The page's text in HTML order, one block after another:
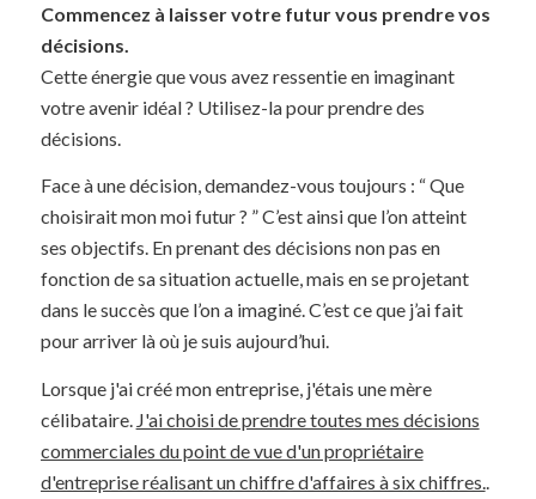
Commencez à laisser votre futur vous prendre vos
décisions.
Cette énergie que vous avez ressentie en imaginant
votre avenir idéal ? Utilisez-la pour prendre des
décisions.
Face à une décision, demandez-vous toujours : “ Que
choisirait mon moi futur ? ” C’est ainsi que l’on atteint
ses objectifs. En prenant des décisions non pas en
fonction de sa situation actuelle, mais en se projetant
dans le succès que l’on a imaginé. C’est ce que j’ai fait
pour arriver là où je suis aujourd’hui.
Lorsque j'ai créé mon entreprise, j'étais une mère
célibataire. J'ai choisi de prendre toutes mes décisions
commerciales du point de vue d'un propriétaire
d'entreprise réalisant un chiffre d'affaires à six chiffres..